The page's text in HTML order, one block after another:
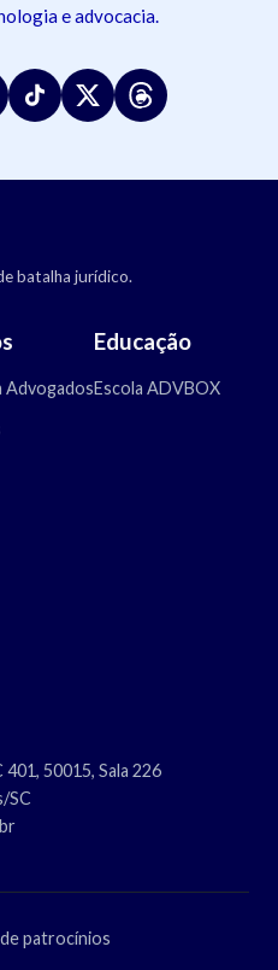
e advocacia.
batalha jurídico.
Advogados
Educação
Escola ADVBOX
50015, Sala 226
SC
patrocínios